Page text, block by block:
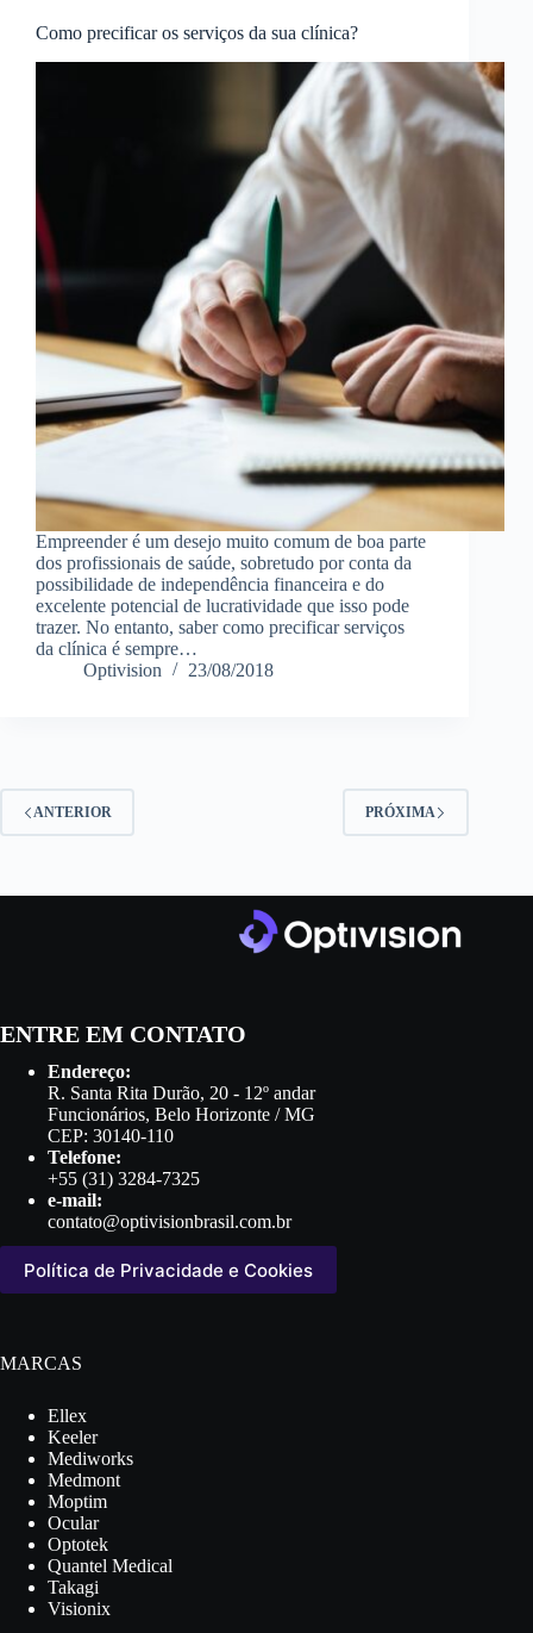
Como precificar os serviços da sua clínica?
Empreender é um desejo muito comum de boa parte
dos profissionais de saúde, sobretudo por conta da
possibilidade de independência financeira e do
excelente potencial de lucratividade que isso pode
trazer. No entanto, saber como precificar serviços
da clínica é sempre…
Optivision
23/08/2018
ANTERIOR PRÓXIMA
ENTRE EM CONTATO
Endereço:
R. Santa Rita Durão, 20 - 12º andar
Funcionários, Belo Horizonte / MG
CEP: 30140-110
Telefone:
+55 (31) 3284-7325
e-mail:
contato@optivisionbrasil.com.br
Política de Privacidade e Cookies
MARCAS
Ellex
Keeler
Mediworks
Medmont
Moptim
Ocular
Optotek
Quantel Medical
Takagi
Visionix